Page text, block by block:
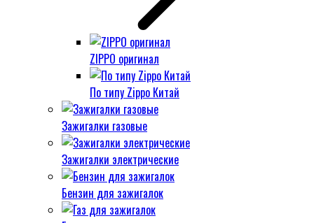
ZIPPO оригинал
По типу Zippo Китай
Зажигалки газовые
Зажигалки электрические
Бензин для зажигалок